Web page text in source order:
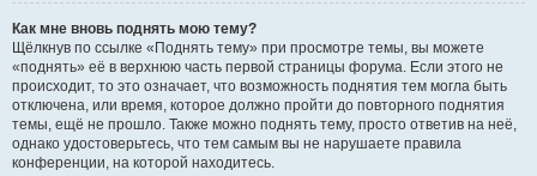
Как мне вновь поднять мою тему?
Щёлкнув по ссылке «Поднять тему» при просмотре темы, вы можете
«поднять» её в верхнюю часть первой страницы форума. Если этого не
происходит, то это означает, что возможность поднятия тем могла быть
отключена, или время, которое должно пройти до повторного поднятия
темы, ещё не прошло. Также можно поднять тему, просто ответив на неё,
однако удостоверьтесь, что тем самым вы не нарушаете правила
конференции, на которой находитесь.